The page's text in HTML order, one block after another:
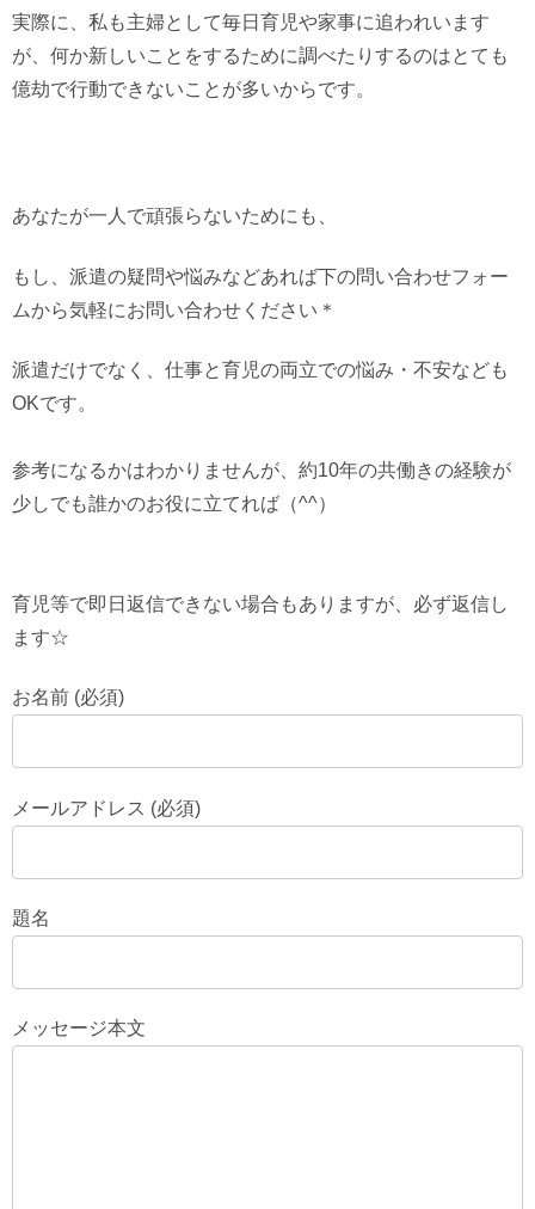
実際に、私も主婦として毎日育児や家事に追われいます
が、何か新しいことをするために調べたりするのはとても
億劫で行動できないことが多いからです。
あなたが一人で頑張らないためにも、
もし、派遣の疑問や悩みなどあれば下の問い合わせフォー
ムから気軽にお問い合わせください＊
派遣だけでなく、仕事と育児の両立での悩み・不安なども
OKです。
参考になるかはわかりませんが、約10年の共働きの経験が
少しでも誰かのお役に立てれば（^^）
育児等で即日返信できない場合もありますが、必ず返信し
ます☆
お名前 (必須)
メールアドレス (必須)
題名
メッセージ本文